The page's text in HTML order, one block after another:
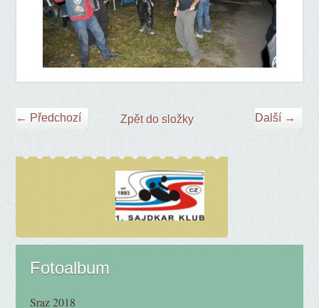
← Předchozí Další →
Zpět do složky
Fotoalbum
Sraz 2018